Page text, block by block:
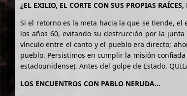
¿EL EXILIO, EL CORTE CON SUS PROPIAS
Si el retorno es la meta hacia la que se tiende,
los años 60, evitando su destrucción por la
vínculo entre el canto y el pueblo era directo;
pueblo. Persistimos en cumplir la misión
estadounidense). Antes del golpe de Estado,
LOS ENCUENTROS CON PABLO NERUDA…